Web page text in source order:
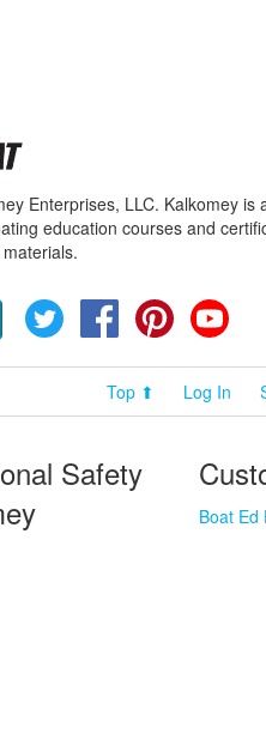
Enterprises, LLC. Kalkomey is
education courses and
Twitter FacebookPinterest
Top ⬆ Log In
Safety
Boat Ed